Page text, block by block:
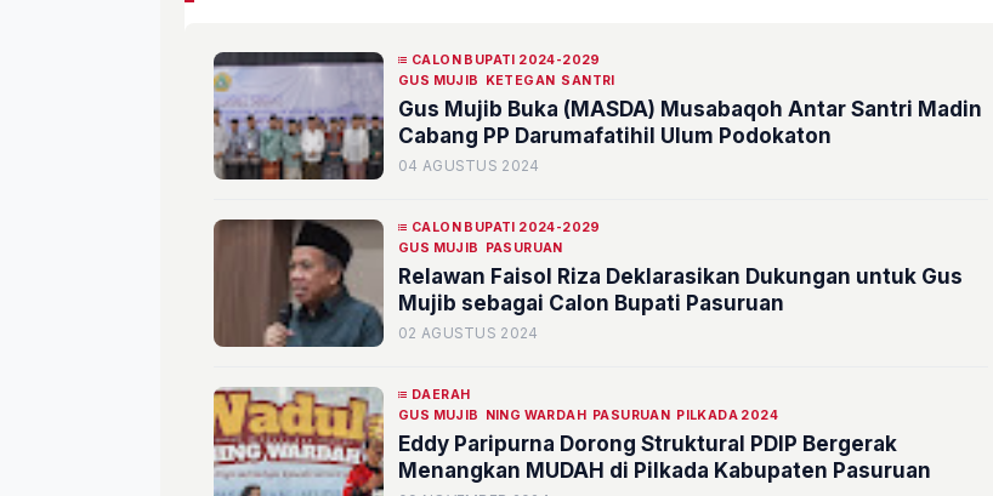
CALON BUPATI 2024-2029
GUS MUJIB
KETEGAN SANTRI
Gus Mujib Buka (MASDA) Musabaqoh Antar Santri Madin
Cabang PP Darumafatihil Ulum Podokaton
04 AGUSTUS 2024
CALON BUPATI 2024-2029
GUS MUJIB
PASURUAN
Relawan Faisol Riza Deklarasikan Dukungan untuk Gus
Mujib sebagai Calon Bupati Pasuruan
02 AGUSTUS 2024
DAERAH
GUS MUJIB
NING WARDAH PASURUAN PILKADA 2024
Eddy Paripurna Dorong Struktural PDIP Bergerak
Menangkan MUDAH di Pilkada Kabupaten Pasuruan